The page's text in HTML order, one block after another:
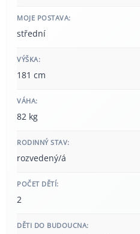
MOJE POSTAVA:
střední
VÝŠKA:
181 cm
VÁHA:
82 kg
RODINNÝ STAV:
rozvedený/á
POČET DĚTÍ:
2
DĚTI DO BUDOUCNA: